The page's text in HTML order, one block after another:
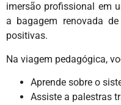
imersão profissional em
a bagagem renovada
positivas.
Na viagem pedagógica,
Aprende sobre o
Assiste a palestras